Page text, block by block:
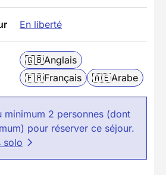
En liberté
🇬🇧Anglais
🇫🇷Français 🇦🇪Arabe
minimum 2 personnes (dont
pour réserver ce séjour.
solo